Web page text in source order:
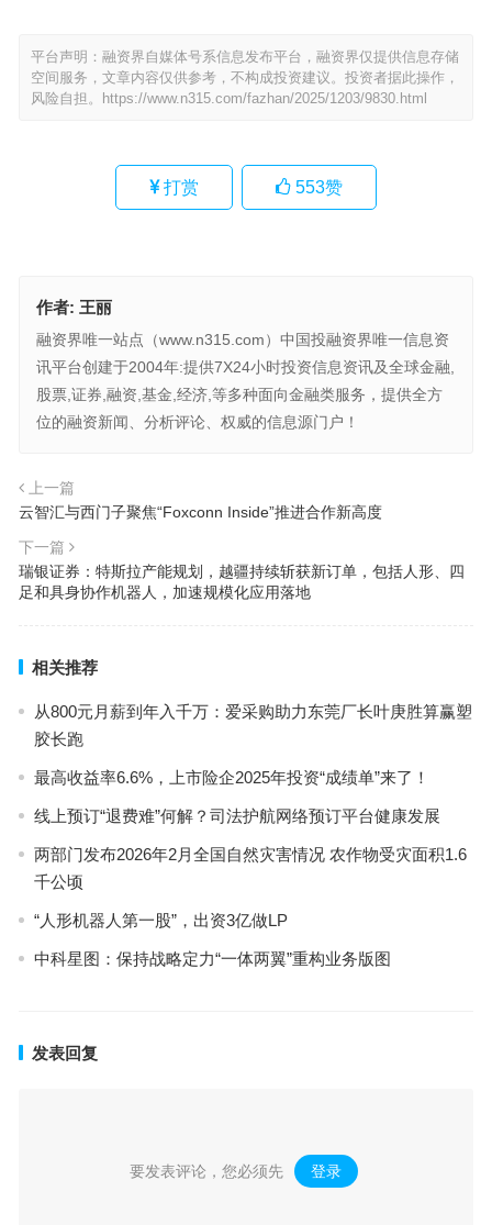
平台声明：融资界自媒体号系信息发布平台，融资界仅提供信息存储
空间服务，文章内容仅供参考，不构成投资建议。投资者据此操作，
风险自担。
https://www.n315.com/fazhan/2025/1203/9830.html
打赏 553赞
作者: 王丽
融资界唯一站点（www.n315.com）中国投融资界唯一信息资
讯平台创建于2004年:提供7X24小时投资信息资讯及全球金融,
股票,证券,融资,基金,经济,等多种面向金融类服务，提供全方
位的融资新闻、分析评论、权威的信息源门户！
上一篇
云智汇与西门子聚焦“Foxconn Inside”推进合作新高度
下一篇
瑞银证券：特斯拉产能规划，越疆持续斩获新订单，包括人形、四
足和具身协作机器人，加速规模化应用落地
相关推荐
从800元月薪到年入千万：爱采购助力东莞厂长叶庚胜算赢塑
胶长跑
最高收益率6.6%，上市险企2025年投资“成绩单”来了！
线上预订“退费难”何解？司法护航网络预订平台健康发展
两部门发布2026年2月全国自然灾害情况 农作物受灾面积1.6
千公顷
“人形机器人第一股”，出资3亿做LP
中科星图：保持战略定力“一体两翼”重构业务版图
发表回复
要发表评论，您必须先 登录 。